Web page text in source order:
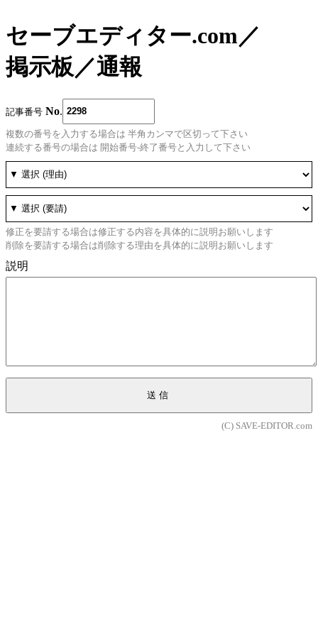
セーブエディター.com／
掲示板／通報
記事番号 No
複数の番号を入力する場合は 半角カンマで区切って下さい
連続する番号の場合は 開始番号-終了番号と入力して下さい
修正を要請する場合は修正する内容を具体的に説明お願いします
削除を要請する場合は削除する理由を具体的に説明お願いします
説明
送信
(C) SAVE-EDITOR.com